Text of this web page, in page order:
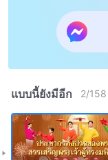
แบบนี้ยังมีอีก 2/158